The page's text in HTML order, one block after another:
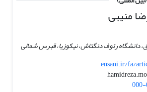
منیبی
دانشگاه رئوف دنگتاش، نیکوزیا، قبرس شمالی
ensani.ir/fa/